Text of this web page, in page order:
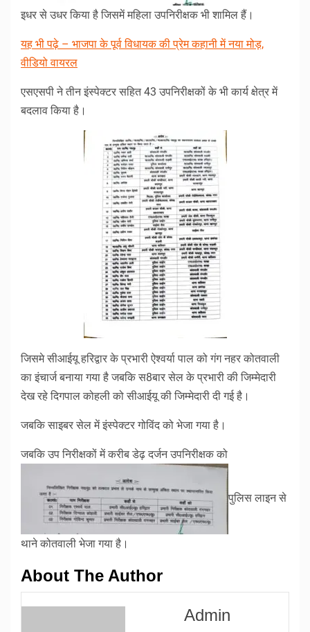
इधर से उधर किया है जिसमें महिला उपनिरीक्षक भी शामिल हैं।
यह भी पढ़े – भाजपा के पूर्व विधायक की प्रेम कहानी में नया मोड़,
वीडियो वायरल
एसएसपी ने तीन इंस्पेक्टर सहित 43 उपनिरीक्षकों के भी कार्य क्षेत्र में
बदलाव किया है।
जिसमे सीआईयू हरिद्वार के प्रभारी ऐश्वर्या पाल को गंग नहर कोतवाली
का इंचार्ज बनाया गया है जबकि स8बार सेल के प्रभारी की जिम्मेदारी
देख रहे दिगपाल कोहली को सीआईयू की जिम्मेदारी दी गई है।
जबकि साइबर सेल में इंस्पेक्टर गोविंद को भेजा गया है।
जबकि उप निरीक्षकों में करीब डेढ़ दर्जन उपनिरीक्षक को
पुलिस लाइन से
थाने कोतवाली भेजा गया है।
About The Author
Admin